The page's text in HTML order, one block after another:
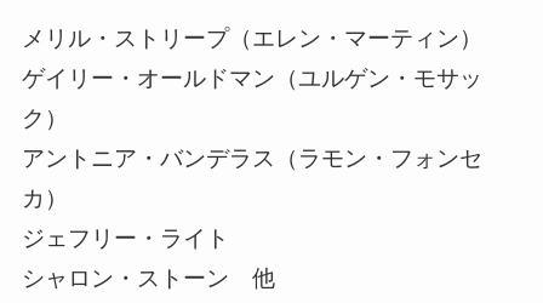
メリル・ストリープ（エレン・マーティン）
ゲイリー・オールドマン（ユルゲン・モサッ
ク）
アントニア・バンデラス（ラモン・フォンセ
カ）
ジェフリー・ライト
シャロン・ストーン 他